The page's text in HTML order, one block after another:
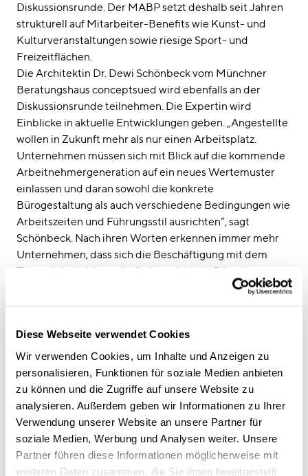
Diese Webseite verwendet Cookies
Wir verwenden Cookies, um Inhalte und Anzeigen zu
personalisieren, Funktionen für soziale Medien anbieten
zu können und die Zugriffe auf unsere Website zu
analysieren. Außerdem geben wir Informationen zu Ihrer
Verwendung unserer Website an unsere Partner für
soziale Medien, Werbung und Analysen weiter. Unsere
Partner führen diese Informationen möglicherweise mit
weiteren Daten zusammen, die Sie ihnen bereitgestellt
Diskussionsrunde. Der MABP setzt deshalb seit Jahren
strukturell auf Mitarbeiter-Benefits wie Kunst- und
Kulturveranstaltungen sowie riesige Sport- und
Freizeitflächen.
Die Architektin Dr. Dewi Schönbeck vom Münchner
Beratungshaus conceptsued wird ebenfalls an der
Diskussionsrunde teilnehmen. Die Expertin wird
Einblicke in aktuelle Entwicklungen geben. „Angestellte
wollen in Zukunft mehr als nur einen Arbeitsplatz.
Unternehmen müssen sich mit Blick auf die kommende
Arbeitnehmergeneration auf ein neues Wertemuster
einlassen und daran sowohl die konkrete
Bürogestaltung als auch verschiedene Bedingungen wie
Arbeitszeiten und Führungsstil ausrichten“, sagt
Schönbeck. Nach ihren Worten erkennen immer mehr
Unternehmen, dass sich die Beschäftigung mit dem
Thema lohnt. „Mangelhaft eingerichtete Büros hemmen
die Konzentration, mindern die Kommunikation und
verschlechtern das Arbeitsklima. Die Investition in
Zeit aus – und wirkt sich bei entsprechend
designorientierter Umsetzung auf Themen wie
Corporate Identity und Mitarbeiterbindung positiv aus.“
Podiumsdiskussion: „Arbeitest Du noch oder
sinnierst Du schon: Wie die Generation Z über
Arbeit denkt – und was das für Büros von morgen
heißt“